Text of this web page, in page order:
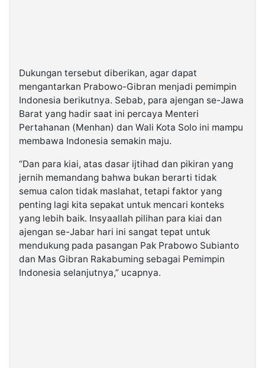
Dukungan tersebut diberikan, agar dapat
mengantarkan Prabowo-Gibran menjadi pemimpin
Indonesia berikutnya. Sebab, para ajengan se-Jawa
Barat yang hadir saat ini percaya Menteri
Pertahanan (Menhan) dan Wali Kota Solo ini mampu
membawa Indonesia semakin maju.
“Dan para kiai, atas dasar ijtihad dan pikiran yang
jernih memandang bahwa bukan berarti tidak
semua calon tidak maslahat, tetapi faktor yang
penting lagi kita sepakat untuk mencari konteks
yang lebih baik. Insyaallah pilihan para kiai dan
ajengan se-Jabar hari ini sangat tepat untuk
mendukung pada pasangan Pak Prabowo Subianto
dan Mas Gibran Rakabuming sebagai Pemimpin
Indonesia selanjutnya,” ucapnya.